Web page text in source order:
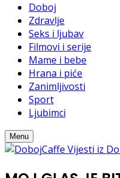
Doboj
Zdravlje
Seks i ljubav
Filmovi i serije
Mame i bebe
Hrana i piće
Zanimljivosti
Sport
Ljubimci
Menu